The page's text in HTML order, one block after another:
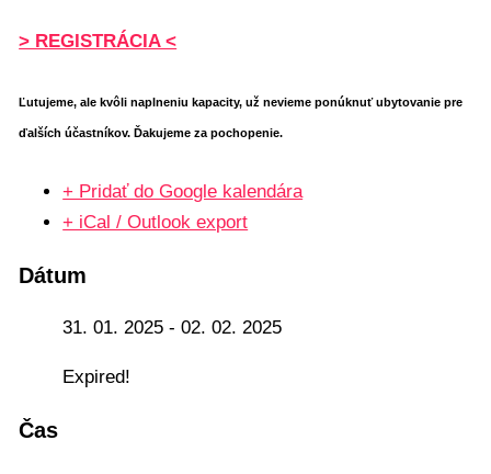
> REGISTRÁCIA <
Ľutujeme, ale kvôli naplneniu kapacity, už nevieme ponúknuť ubytovanie pre
ďalších účastníkov. Ďakujeme za pochopenie.
+ Pridať do Google kalendára
+ iCal / Outlook export
Dátum
31. 01. 2025 - 02. 02. 2025
Expired!
Čas